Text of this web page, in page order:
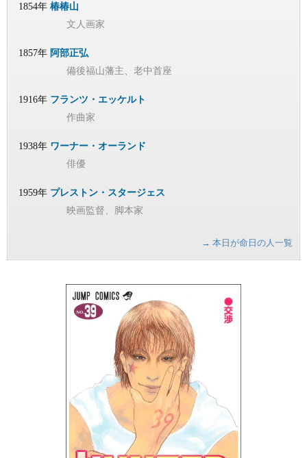
1854年 椿椿山
文人画家
1857年 阿部正弘
備後福山藩主、老中首座
1916年 フランツ・エッケルト
作曲家
1938年 ワーナー・オーランド
俳優
1959年 プレストン・スタージェス
映画監督、脚本家
→ 本日が命日の人一覧